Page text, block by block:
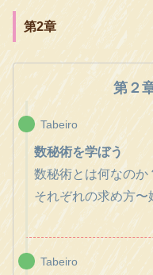
第2章
第２
Tabeiro
数秘術を学ぼう
数秘術とは何なの
それぞれの求め方〜
Tabeiro